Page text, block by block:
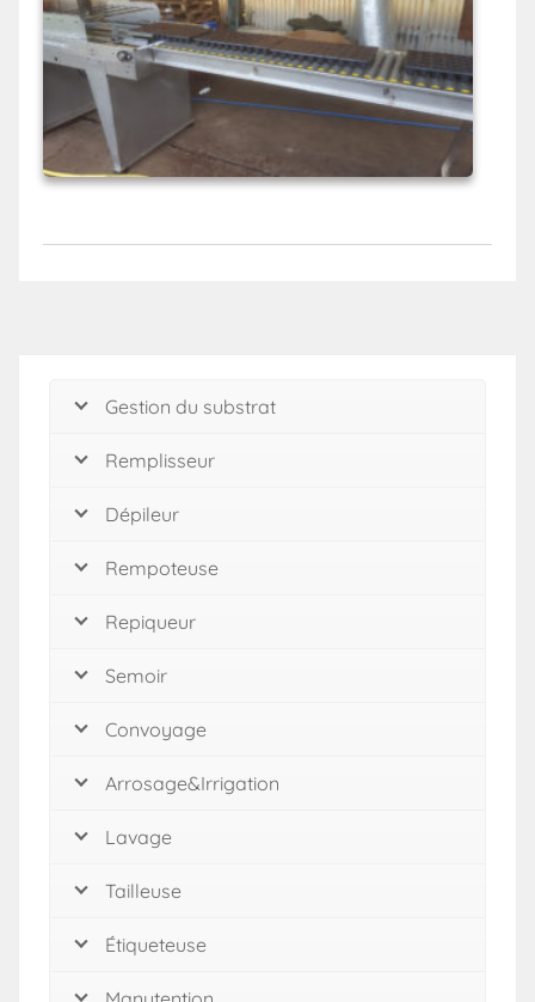
Gestion du substrat
Remplisseur
Dépileur
Rempoteuse
Repiqueur
Semoir
Convoyage
Arrosage&Irrigation
Lavage
Tailleuse
Étiqueteuse